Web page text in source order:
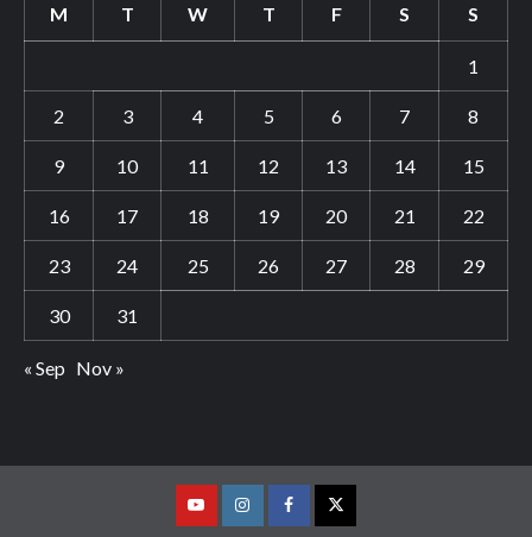
M T W T F S S
1
2 3 4 5 6 7 8
9 10 11 12 13 14 15
16 17 18 19 20 21 22
23 24 25 26 27 28 29
30 31
« Sep Nov »
YoutubeVimeoFacebookTwitter